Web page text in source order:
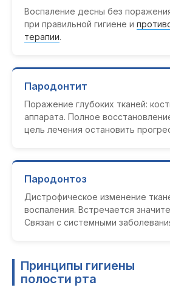
Воспаление десны без
при правильной гигиене и
терапии.
Пародонтит
Поражение глубоких тканей:
аппарата. Полное
цель лечения остановить
Пародонтоз
Дистрофическое изменение
воспаления. Встречается
Связан с системными
Принципы гигиены
полости рта